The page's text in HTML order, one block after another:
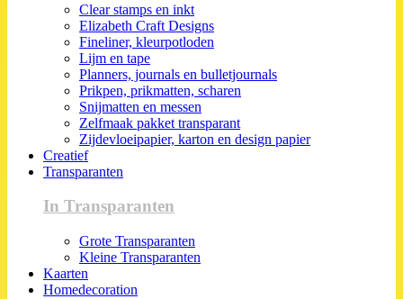
Clear stamps en inkt
Elizabeth Craft Designs
Fineliner, kleurpotloden
Lijm en tape
Planners, journals en bulletjournals
Prikpen, prikmatten, scharen
Snijmatten en messen
Zelfmaak pakket transparant
Zijdevloeipapier, karton en design papier
Creatief
Transparanten
In Transparanten
Grote Transparanten
Kleine Transparanten
Kaarten
Homedecoration